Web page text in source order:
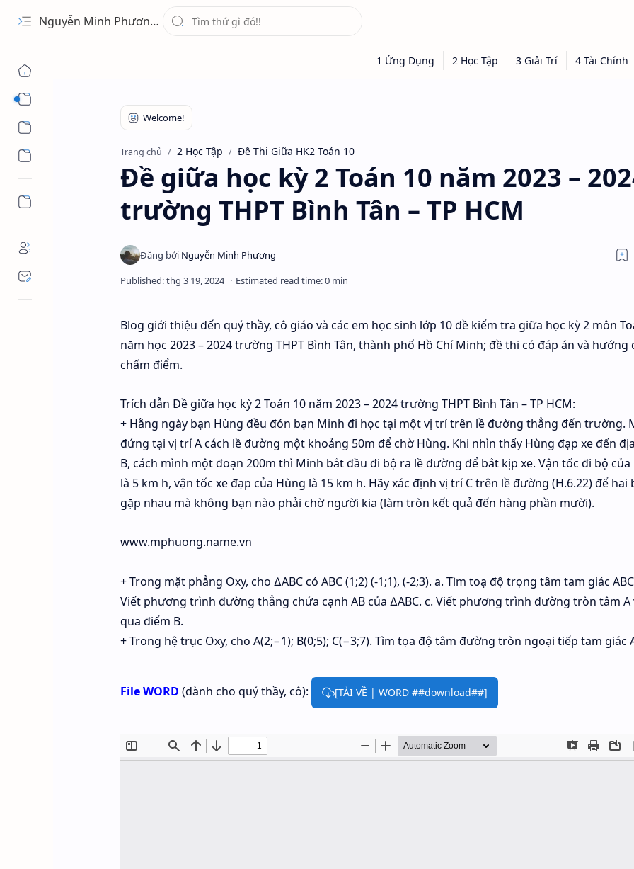
Nguyễn Minh Phương - Blog Chia sẻ Kiến thức Chứng khoán & Tài liệu Toán học
Trang chủ 2 Học Tập Đề Thi Giữa HK2 Toán 10
Đề giữa học kỳ 2 Toán 10 năm 2023 –
trường THPT Bình Tân – TP HCM
Blog giới thiệu đến quý thầy, cô giáo và các em học sinh lớp 10 đề kiểm tra giữa học kỳ 2 môn
năm học 2023 – 2024 trường THPT Bình Tân, thành phố Hồ Chí Minh; đề thi có đáp án và hướng
chấm điểm.
Trích dẫn Đề giữa học kỳ 2 Toán 10 năm 2023 – 2024 trường THPT Bình Tân – TP HCM:
+ Hằng ngày bạn Hùng đều đón bạn Minh đi học tại một vị trí trên lề đường thẳng đến trường.
đứng tại vị trí A cách lề đường một khoảng 50m để chờ Hùng. Khi nhìn thấy Hùng đạp xe đến
B, cách mình một đoạn 200m thì Minh bắt đầu đi bộ ra lề đường để bắt kịp xe. Vận tốc đi bộ
là 5 km h, vận tốc xe đạp của Hùng là 15 km h. Hãy xác định vị trí C trên lề đường (H.6.22) để hai
gặp nhau mà không bạn nào phải chờ người kia (làm tròn kết quả đến hàng phần mười).
www.mphuong.name.vn
+ Trong mặt phẳng Oxy, cho ∆ABC có ABC (1;2) (-1;1), (-2;3). a. Tìm toạ độ trọng tâm tam giác
Viết phương trình đường thẳng chứa cạnh AB của ∆ABC. c. Viết phương trình đường tròn tâm A
qua điểm B.
+ Trong hệ trục Oxy, cho A(2;−1); B(0;5); C(−3;7). Tìm tọa độ tâm đường tròn ngoại tiếp tam giác
File WORD (dành cho quý thầy, cô): [TẢI VỀ | WORD ##download##]